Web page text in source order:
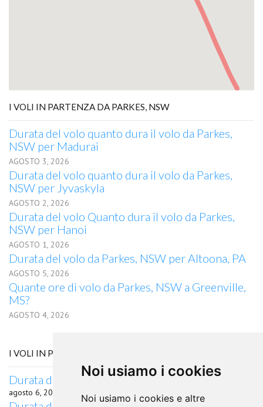
Noi usiamo i cookies
Noi usiamo i cookies e altre
I VOLI IN PARTENZA DA PARKES, NSW
Durata del volo quanto dura il volo da Parkes,
NSW per Madurai
AGOSTO 3, 2026
Durata del volo quanto dura il volo da Parkes,
NSW per Jyvaskyla
AGOSTO 2, 2026
Durata del volo Quanto dura il volo da Parkes,
NSW per Hanoi
AGOSTO 1, 2026
Durata del volo da Parkes, NSW per Altoona, PA
AGOSTO 5, 2026
Quante ore di volo da Parkes, NSW a Greenville,
MS?
AGOSTO 4, 2026
I VOLI IN PARTENZA DA LULEA
Durata del volo da Lulea per Perm
agosto 6, 2026